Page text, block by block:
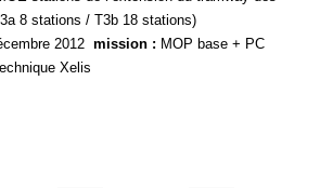
8 stations / T3b 18 stations)
2012 mission : MOP base + PC
Xelis